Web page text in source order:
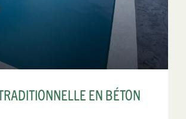
EN BÉTON